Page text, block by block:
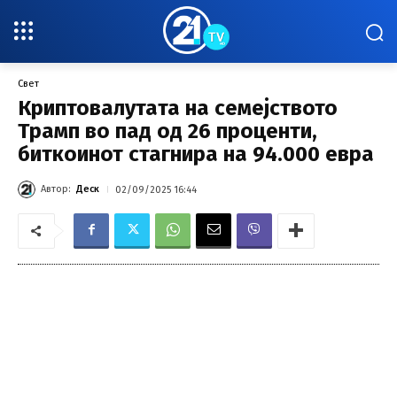
Свет
Криптовалутата на семејството
Трамп во пад од 26 проценти,
биткоинот стагнира на 94.000 евра
Автор: Деск 02/09/2025 16:44